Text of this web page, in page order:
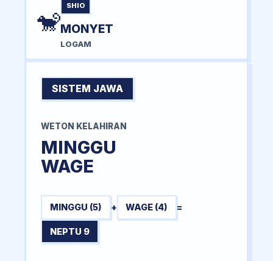
🐒
SHIO
MONYET
LOGAM
SISTEM JAWA
WETON KELAHIRAN
MINGGU
WAGE
MINGGU (5) + WAGE (4) =
NEPTU 9